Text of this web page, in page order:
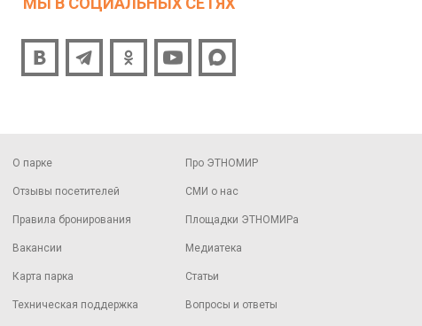
О парке
Отзывы посетителей
Правила бронирования
Вакансии
Карта парка
Техническая поддержка
Про ЭТНОМИР
СМИ о нас
Площадки ЭТНОМИРа
Медиатека
Статьи
Вопросы и ответы